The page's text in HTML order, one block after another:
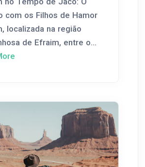
com os Filhos de Hamor
localizada na região
de Efraim, entre o...